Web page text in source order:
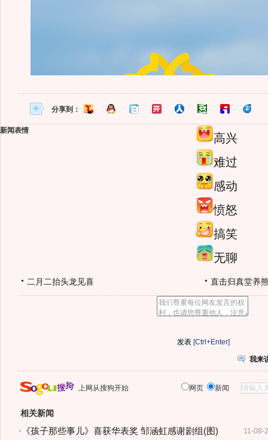
分享到：
新闻表情
高兴
难过
感动
愤怒
搞笑
无聊
二月二抬头龙见喜 直击归真堂养
[Ctrl+Enter]
我来
上网从搜狗开始 网页 新闻
相关新闻
11-08-
· 《孩子那些事儿》喜获华表奖 邹涵虹感谢剧组(图)